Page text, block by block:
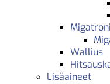
Wallius
Lisäaineet